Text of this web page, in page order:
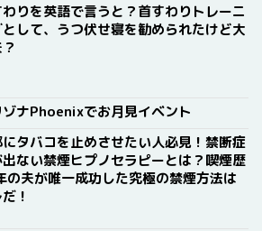
りを英語で言うと？首すわりトレーニ
として、うつ伏せ寝を勧められたけど大
ゾナPhoenixでお月見イベント
タバコを止めさせたい人必見！禁断症
ない禁煙ヒプノセラピーとは？喫煙歴
の夫が唯一成功した究極の禁煙方法は
！